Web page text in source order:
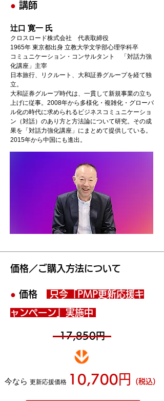
● 講師
辻口 寛一 氏
クロスロード株式会社 代表取締役
1965年 東京都出身 立教大学文学部心理学科卒
コミュニケーション・コンサルタント 「対話力強
化講座」主宰
日本旅行、リクルート、大和証券グループを経て独
立。
大和証券グループ時代は、一貫して新規事業の立ち
上げに従事。2008年から多様化・複雑化・グローバ
ル化の時代に求められるビジネスコミュニケーショ
ン（対話）のあり方と方法論について研究。その成
果を「対話力強化講座」にまとめて提供している。
2015年から中国にも進出。
価格／ご購入方法について
● 価格 只今 「PMP更新応援キ
ャンペーン」実施中
17,850円
今なら 更新応援価格 10,700 円 （税込）